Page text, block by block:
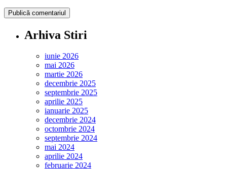
Arhiva Stiri
iunie 2026
mai 2026
martie 2026
decembrie 2025
septembrie 2025
aprilie 2025
ianuarie 2025
decembrie 2024
octombrie 2024
septembrie 2024
mai 2024
aprilie 2024
februarie 2024